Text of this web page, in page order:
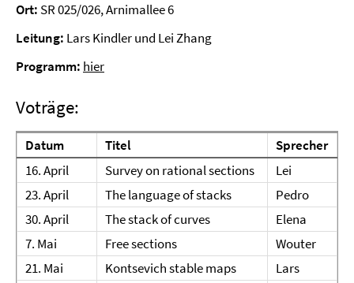
Ort: SR 025/026, Arnimallee 6
Leitung: Lars Kindler und Lei Zhang
Programm: hier
Voträge:
Datum Titel
Sprecher
16. April
Survey on rational sections
Lei
23. April
The language of stacks
Pedro
30. April
The stack of curves
Elena
7. Mai
Free sections
Wouter
21. Mai
Kontsevich stable maps
Lars